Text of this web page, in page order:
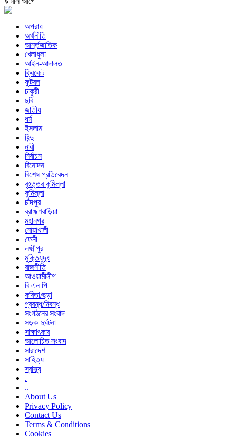
অপরাধ
অর্থনীতি
আর্ন্তজাতিক
খেলাধুলা
আইন-আদালত
ক্রিকেট
ফুটবল
চাকুরী
ছবি
জাতীয়
ধর্ম
ইসলাম
হিন্দু
নারী
নির্বাচন
বিনোদন
বিশেষ প্রতিবেদন
বৃহত্তর কুমিল্লা
কুমিল্লা
চাঁদপুর
ব্রাহ্মণবাড়িয়া
মহানগর
নোয়াখালী
ফেনী
লক্ষ্মীপুর
মুক্তিযুদ্ধ
রাজনীতি
আওয়ামীলীগ
বি এন পি
কবিতা/ছড়া
প্রবন্ধ/নিবন্ধ
সংগঠনের সংবাদ
সড়ক দুর্ঘটনা
সাক্ষাৎকার
আলোচিত সংবাদ
সারাদেশ
সাহিত্য
স্বাস্থ্য
.
..
About Us
Privacy Policy
Contact Us
Terms & Conditions
Cookies